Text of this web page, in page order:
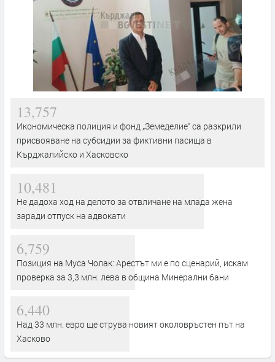
13,757
Икономическа полиция и фонд „Земеделие“ са разкрили
присвояване на субсидии за фиктивни пасища в
Кърджалийско и Хасковско
10,481
Не дадоха ход на делото за отвличане на млада жена
заради отпуск на адвокати
6,759
Позиция на Муса Чолак: Арестът ми е по сценарий, искам
проверка за 3,3 млн. лева в община Минерални бани
6,440
Над 33 млн. евро ще струва новият околовръстен път на
Хасково